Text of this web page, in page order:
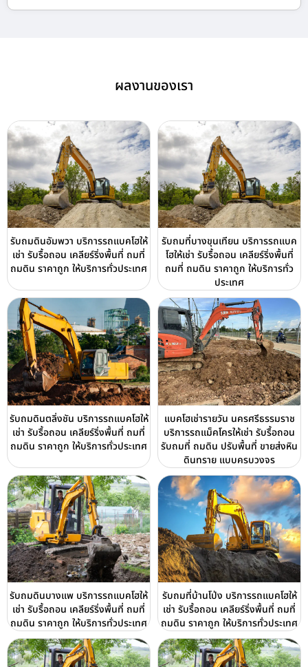
ผลงานของเรา
รับถมดินอัมพวา บริการรถแบคโฮให้
เช่า รับรื้อถอน เคลียร์ริ่งพื้นที่ ถมที่
ถมดิน ราคาถูก ให้บริการทั่วประเทศ
รับถมที่บางขุนเทียน บริการรถแบค
โฮให้เช่า รับรื้อถอน เคลียร์ริ่งพื้นที่
ถมที่ ถมดิน ราคาถูก ให้บริการทั่ว
ประเทศ
รับถมดินตลิ่งชัน บริการรถแบคโฮให้
เช่า รับรื้อถอน เคลียร์ริ่งพื้นที่ ถมที่
ถมดิน ราคาถูก ให้บริการทั่วประเทศ
แบคโฮเช่ารายวัน นครศรีธรรมราช
บริการรถแม็คโครให้เช่า รับรื้อถอน
รับถมที่ ถมดิน ปรับพื้นที่ ขายส่งหิน
ดินทราย แบบครบวงจร
รับถมดินบางแพ บริการรถแบคโฮให้
เช่า รับรื้อถอน เคลียร์ริ่งพื้นที่ ถมที่
ถมดิน ราคาถูก ให้บริการทั่วประเทศ
รับถมที่บ้านโป่ง บริการรถแบคโฮให้
เช่า รับรื้อถอน เคลียร์ริ่งพื้นที่ ถมที่
ถมดิน ราคาถูก ให้บริการทั่วประเทศ